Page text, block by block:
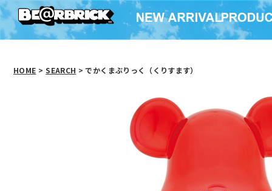
HOME > SEARCH > でかくまぶりっく（くりすます）